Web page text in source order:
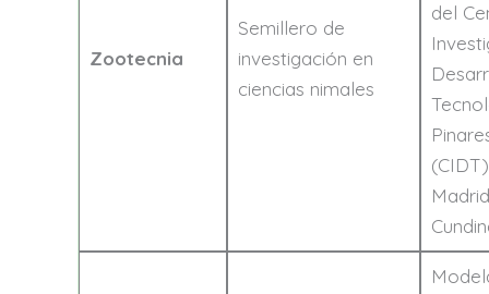
Zootecnia
Semillero de
investigación en
ciencias nimales
del
Madrid